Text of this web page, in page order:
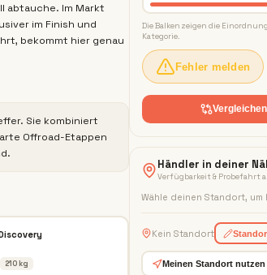
abtauche. Im Markt
im Finish und
bekommt hier genau
Sie kombiniert
Offroad-Etappen
210 kg
Die Balken zeigen die
Kategorie.
Fehler melden
Vergleichen
Händler in deiner
Verfügbarkeit & Probefahrt
Wähle deinen Standort, um
Kein Standort
Meinen Standort nutzen